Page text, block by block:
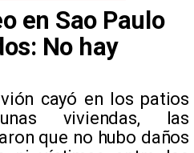
en Sao Paulo
No hay
cayó en los patios
viviendas, las
que no hubo daños